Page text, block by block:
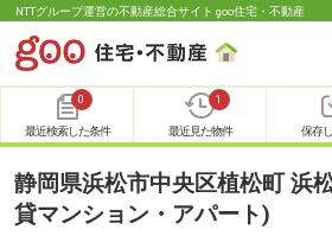
NTTグループ運営の不動産総合サイト goo住宅・不動産
0
最近検索した条件
1
最近見た物件 保存
静岡県浜松市中央区植松町 浜
貸マンション・アパート)